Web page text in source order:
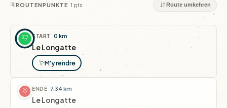
ROUTENPUNKTE 1 pts Route umkehren
START 0 km
Le Longatte
M'y rendre
ENDE 7.34 km
Le Longatte